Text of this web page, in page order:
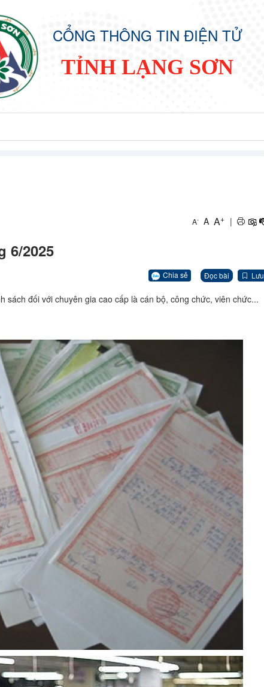
CỔNG THÔNG TIN ĐIỆN TỬ
TỈNH LẠNG SƠN
A- A A+ |
6/2025
Chia sẻ Đọc bài Lưu
đối với chuyên gia cao cấp là cán bộ, công chức, viên chức...